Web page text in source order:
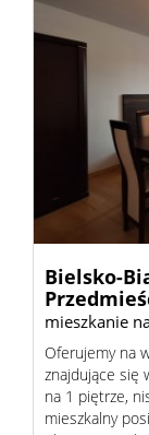
Bielsko-
mieszkanie
Oferujemy na
znajdujące się
na 1 piętrze,
mieszkalny